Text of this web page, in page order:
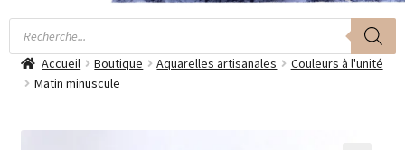
Accueil Boutique Aquarelles artisanales
Couleurs à l'unité
Matin minuscule